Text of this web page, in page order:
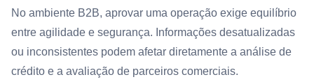
No ambiente B2B, aprovar uma operação exige equilíbrio
entre agilidade e segurança. Informações desatualizadas
ou inconsistentes podem afetar diretamente a análise de
crédito e a avaliação de parceiros comerciais.